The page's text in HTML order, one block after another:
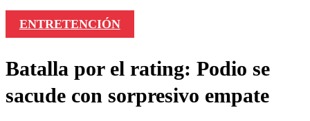
ENTRETENCIÓN
Batalla por el rating: Podio se
sacude con sorpresivo empate